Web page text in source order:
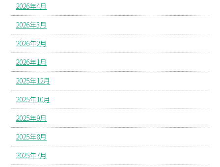
2026年4月
2026年3月
2026年2月
2026年1月
2025年12月
2025年10月
2025年9月
2025年8月
2025年7月